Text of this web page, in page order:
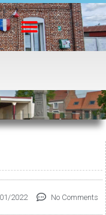
2022 No Comments